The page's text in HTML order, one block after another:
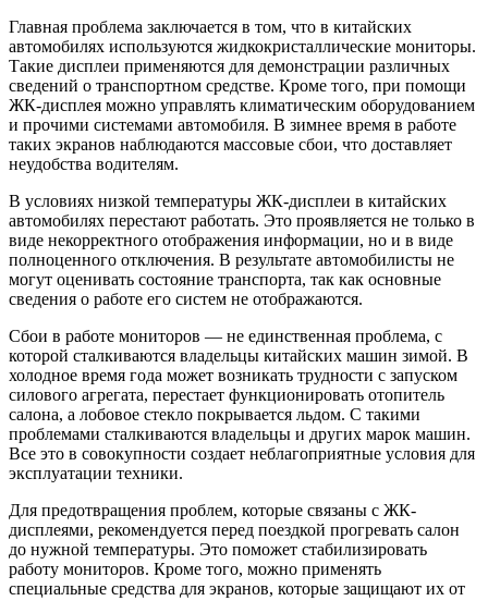
Главная проблема заключается в том, что в китайских
автомобилях используются жидкокристаллические мониторы.
Такие дисплеи применяются для демонстрации различных
сведений о транспортном средстве. Кроме того, при помощи
ЖК-дисплея можно управлять климатическим оборудованием
и прочими системами автомобиля. В зимнее время в работе
таких экранов наблюдаются массовые сбои, что доставляет
неудобства водителям.
В условиях низкой температуры ЖК-дисплеи в китайских
автомобилях перестают работать. Это проявляется не только в
виде некорректного отображения информации, но и в виде
полноценного отключения. В результате автомобилисты не
могут оценивать состояние транспорта, так как основные
сведения о работе его систем не отображаются.
Сбои в работе мониторов — не единственная проблема, с
которой сталкиваются владельцы китайских машин зимой. В
холодное время года может возникать трудности с запуском
силового агрегата, перестает функционировать отопитель
салона, а лобовое стекло покрывается льдом. С такими
проблемами сталкиваются владельцы и других марок машин.
Все это в совокупности создает неблагоприятные условия для
эксплуатации техники.
Для предотвращения проблем, которые связаны с ЖК-
дисплеями, рекомендуется перед поездкой прогревать салон
до нужной температуры. Это поможет стабилизировать
работу мониторов. Кроме того, можно применять
специальные средства для экранов, которые защищают их от